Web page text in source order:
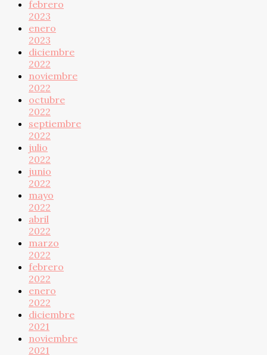
febrero
2023
enero
2023
diciembre
2022
noviembre
2022
octubre
2022
septiembre
2022
julio
2022
junio
2022
mayo
2022
abril
2022
marzo
2022
febrero
2022
enero
2022
diciembre
2021
noviembre
2021